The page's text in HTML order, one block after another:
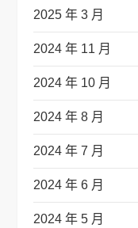
2025 年 3 月
2024 年 11 月
2024 年 10 月
2024 年 8 月
2024 年 7 月
2024 年 6 月
2024 年 5 月